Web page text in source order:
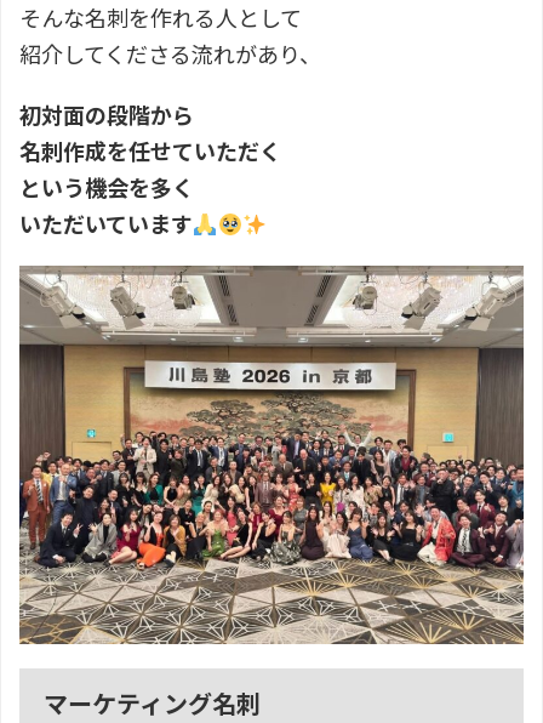
そんな名刺を作れる人として
紹介してくださる流れがあり、
初対面の段階から
名刺作成を任せていただく
という機会を多く
いただいています
マーケティング名刺